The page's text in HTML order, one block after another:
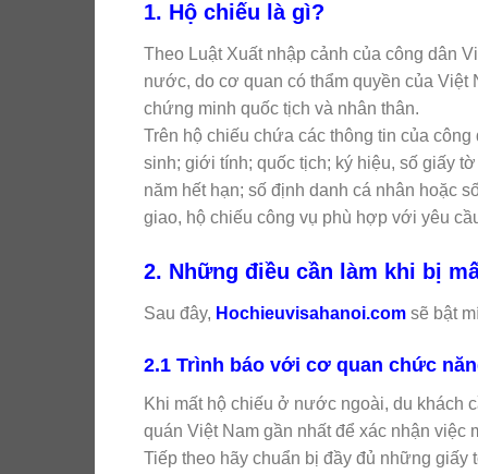
1. Hộ chiếu là gì?
Theo Luật Xuất nhập cảnh của công dân
nước, do cơ quan có thẩm quyền của Việt
chứng minh quốc tịch và nhân thân.
Trên hộ chiếu chứa các thông tin của
sinh; giới tính; quốc tịch; ký hiệu, số giấy
năm hết hạn; số định danh cá nhân hoặc
giao, hộ chiếu công vụ phù hợp với yêu
2. Những điều cần làm khi bị
Sau đây, Hochieuvisahanoi.com sẽ bật
2.1 Trình báo với cơ quan chức
Khi mất hộ chiếu ở nước ngoài, du khách
quán Việt Nam gần nhất để xác nhận việc
Tiếp theo hãy chuẩn bị đầy đủ những giấy